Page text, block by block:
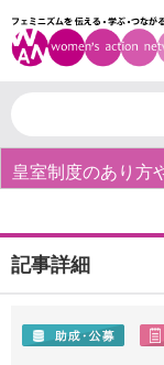
皇室制度のあり方
記事詳細